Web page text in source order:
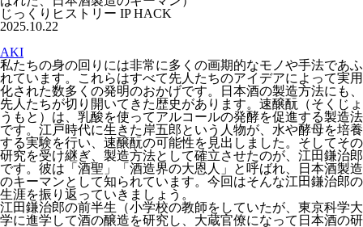
じっくりヒストリー IP HACK
2025.10.22
AKI
私たちの身の回りには非常に多くの画期的なモノや手法であふ
れています。これらはすべて先人たちのアイデアによって実用
化された数多くの発明のおかげです。日本酒の製造方法にも、
先人たちが切り開いてきた歴史があります。速醸酛（そくじょ
うもと）は、乳酸を使ってアルコールの発酵を促進する製造法
です。江戸時代に生きた岸五郎という人物が、水や酵母を培養
する実験を行い、速醸酛の可能性を見出しました。そしてその
研究を受け継ぎ、製造方法として確立させたのが、江田鎌治郎
です。彼は「酒聖」「酒造界の大恩人」と呼ばれ、日本酒製造
のキーマンとして知られています。今回はそんな江田鎌治郎の
生涯を振り返っていきましょう。
江田鎌治郎の前半生（小学校の教師をしていたが、東京科学大
学に進学して酒の醸造を研究し、大蔵官僚になって日本酒の研